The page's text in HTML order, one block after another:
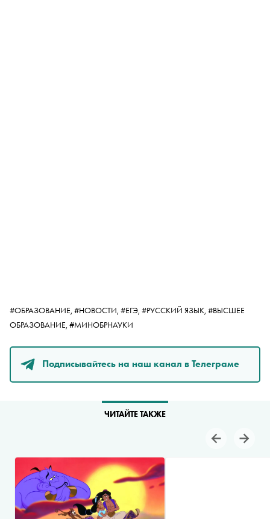
#ОБРАЗОВАНИЕ, #НОВОСТИ, #ЕГЭ, #РУССКИЙ ЯЗЫК, #ВЫСШЕЕ
ОБРАЗОВАНИЕ, #МИНОБРНАУКИ
Подписывайтесь на наш канал в Телеграме
ЧИТАЙТЕ ТАКЖЕ